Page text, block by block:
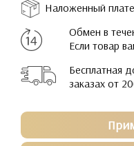
Наложенный
Обмен в
Если товар
Бесплатная
заказах от